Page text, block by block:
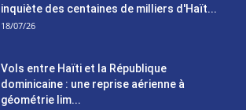
inquiète des centaines de milliers d'Haït...
18/07/26
Vols entre Haïti et la République
dominicaine : une reprise aérienne à
géométrie lim...